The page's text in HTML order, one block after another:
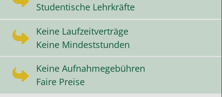
Studentische Lehrkräfte
Keine Laufzeitverträge
Keine Mindeststunden
Keine Aufnahmegebühren
Faire Preise